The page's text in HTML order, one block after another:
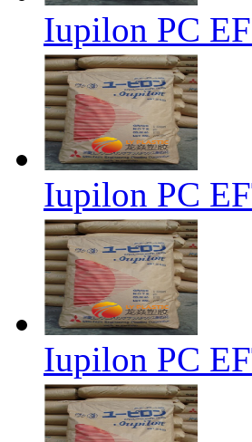
Iupilon PC
Iupilon PC
Iupilon PC